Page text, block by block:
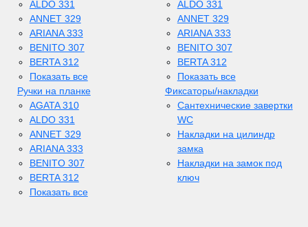
ALDO 331
ANNET 329
ARIANA 333
BENITO 307
BERTA 312
Показать все
Ручки на планке
AGATA 310
ALDO 331
ANNET 329
ARIANA 333
BENITO 307
BERTA 312
Показать все
ALDO 331
ANNET 329
ARIANA 333
BENITO 307
BERTA 312
Показать все
Фиксаторы/накладки
Сантехнические завертки
WC
Накладки на цилиндр
замка
Накладки на замок под
ключ